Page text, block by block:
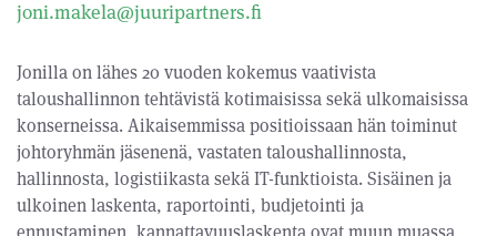
joni.makela@juuripartners.fi
Jonilla on lähes 20 vuoden kokemus vaativista
taloushallinnon tehtävistä kotimaisissa sekä ulkomaisissa
konserneissa. Aikaisemmissa positioissaan hän toiminut
johtoryhmän jäsenenä, vastaten taloushallinnosta,
hallinnosta, logistiikasta sekä IT-funktioista. Sisäinen ja
ulkoinen laskenta, raportointi, budjetointi ja